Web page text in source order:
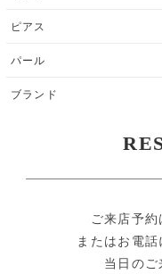
ピアス
パール
ブランド
ご来店予約
またはお電話
当日のご